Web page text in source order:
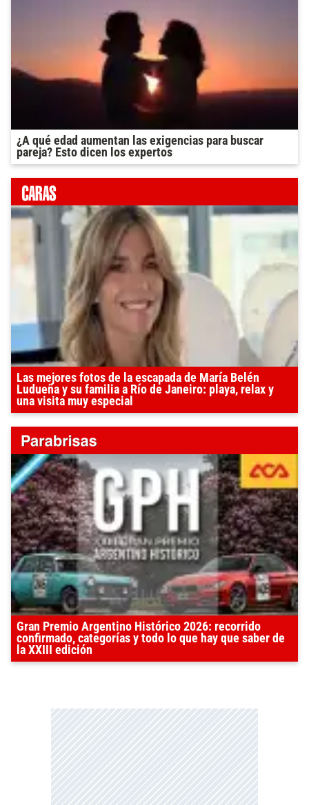
¿A qué edad aumentan las exigencias para buscar
pareja? Esto dicen los expertos
Las mejores fotos de la escapada de María Belén
Ludueña y su familia a Río de Janeiro: playa, relax y
una visita muy especial
Gran Premio Argentino Histórico 2026: recorrido
confirmado, categorías y todo lo que hay que saber de
la XXIII edición